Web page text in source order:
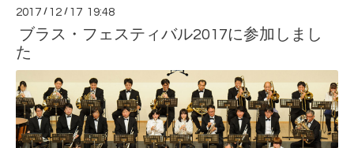
2017 / 12 / 17 19:48
ブラス・フェスティバル2017に参加しまし
た